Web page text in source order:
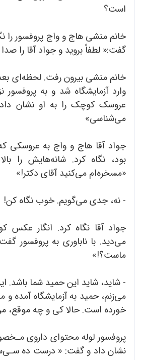
است؟
خانم منشی هاج و واج پروفسور را
گفت:« لطفاً بروید و جواد آقا را
خانم منشی بیرون رفت. لحظه‌ای
وارد آزمایشگاه شد و به
عروسک کوچک را به او نشان
می‌شناسی»
جواد آقا هاج و واج به عروسکی
بود، نگاه کرد. شانه‌هایش را
«مسخره‌ام می‌کنید آقای دکتر!»
- نه، جدی می‌گویم. خوب نگاه کن!
جواد آقا نگاه کرد. انگار عکس
می‌دید. با ناباوری به پروفسور
ماست؟!»
- شاید، شاید این حمید شما
می‌زنم، حمید به آزمایشگاه آمده و
خورده است. حالا کی و چه موقع،
پروفسور لوله محتوای داروی
نشان داد و گفت: « درست ده